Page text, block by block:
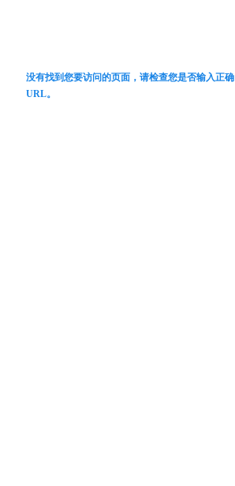
没有找到您要访问的页面，请检查您是否输入正确
URL。